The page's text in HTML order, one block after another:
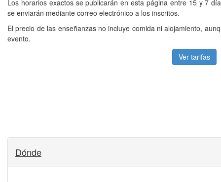
Los horarios exactos se publicarán en esta página entre 15 y 7
se enviarán mediante correo electrónico a los inscritos.
El precio de las enseñanzas no incluye comida ni alojamiento,
evento.
Ver tarifas
Dónde